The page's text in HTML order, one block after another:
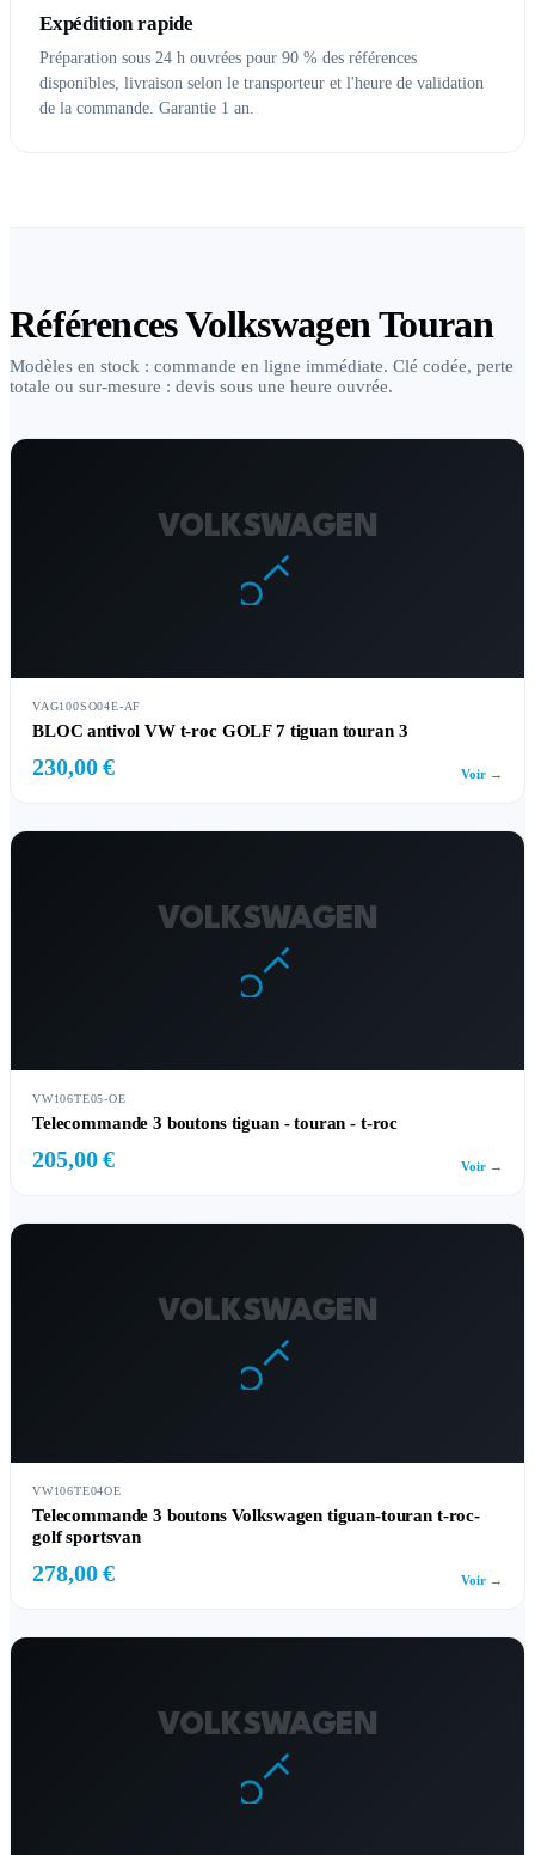
Expédition rapide
Préparation sous 24 h ouvrées pour 90 % des références
disponibles, livraison selon le transporteur et l'heure de validation
de la commande. Garantie 1 an.
Références Volkswagen Touran
Modèles en stock : commande en ligne immédiate. Clé codée, perte
totale ou sur-mesure : devis sous une heure ouvrée.
VOLKSWAGEN
VAG100SO04E-AF
BLOC antivol VW t-roc GOLF 7 tiguan touran 3
230,00 € Voir →
VOLKSWAGEN
VW106TE05-OE
Telecommande 3 boutons tiguan - touran - t-roc
205,00 € Voir →
VOLKSWAGEN
VW106TE04OE
Telecommande 3 boutons Volkswagen tiguan-touran t-roc-
golf sportsvan
278,00 € Voir →
VOLKSWAGEN